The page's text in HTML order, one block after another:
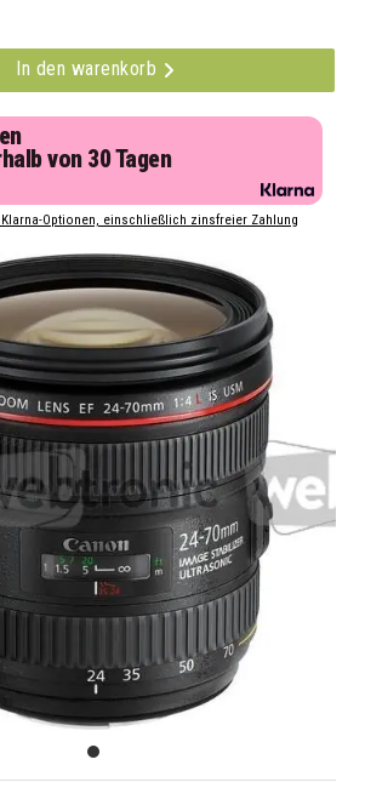
In den warenkorb
von 30 Tagen
Klarna-Optionen, einschließlich zinsfreier Zahlung